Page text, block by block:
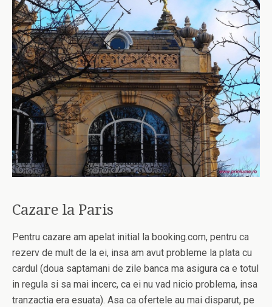
Cazare la Paris
Pentru cazare am apelat initial la booking.com, pentru ca
rezerv de mult de la ei, insa am avut probleme la plata cu
cardul (doua saptamani de zile banca ma asigura ca e totul
in regula si sa mai incerc, ca ei nu vad nicio problema, insa
tranzactia era esuata). Asa ca ofertele au mai disparut, pe